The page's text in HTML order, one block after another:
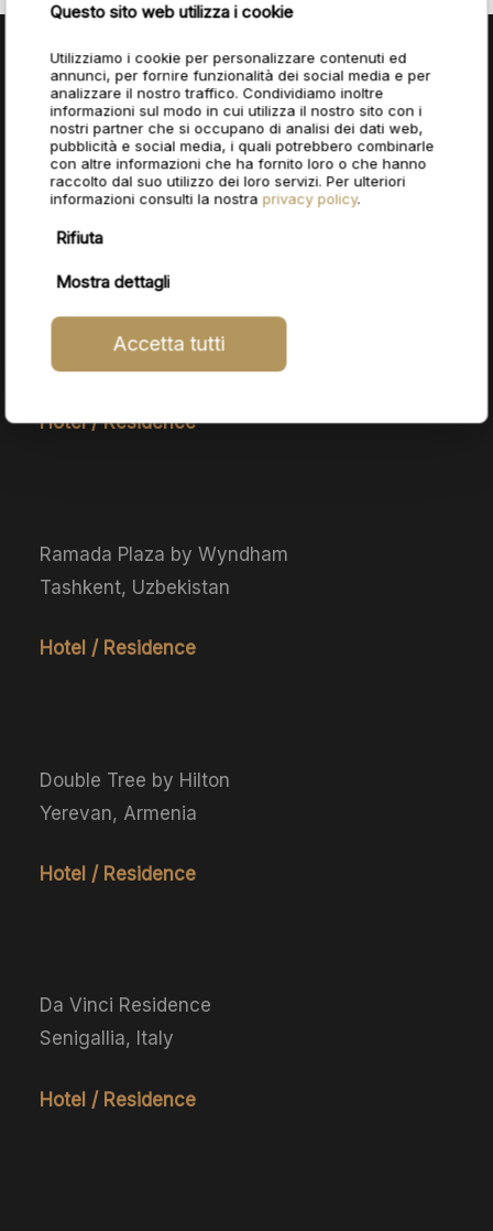
Questo sito web utilizza i cookie
Utilizziamo i cookie per personalizzare contenuti ed
annunci, per fornire funzionalità dei social media e per
analizzare il nostro traffico. Condividiamo inoltre
informazioni sul modo in cui utilizza il nostro sito con i
nostri partner che si occupano di analisi dei dati web,
pubblicità e social media, i quali potrebbero combinarle
con altre informazioni che ha fornito loro o che hanno
raccolto dal suo utilizzo dei loro servizi. Per ulteriori
informazioni consulti la nostra privacy policy.
Rifiuta
Mostra dettagli
Accetta tutti
PROJECTS LIST
Hotel / Residence
Lusso Boutique Hotel
Abuja, Nigeria
Hotel / Residence
Ramada Plaza by Wyndham
Tashkent, Uzbekistan
Hotel / Residence
Double Tree by Hilton
Yerevan, Armenia
Hotel / Residence
Da Vinci Residence
Senigallia, Italy
Hotel / Residence